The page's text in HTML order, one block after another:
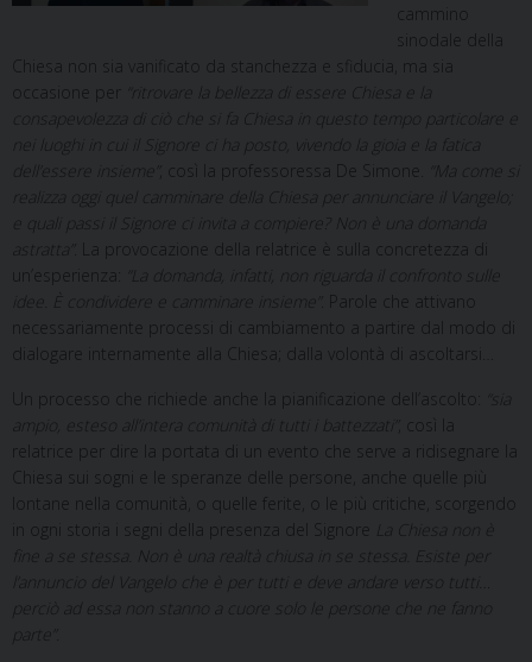
cammino
sinodale della
Chiesa non sia vanificato da stanchezza e sfiducia, ma sia
occasione per
, così la professoressa De Simone.
“Ma come si
e quali passi il Signore ci invita a compiere? Non è una domanda
. La provocazione della relatrice è sulla concretezza di
un’esperienza:
. Parole che attivano
necessariamente processi di cambiamento a partire dal modo di
dialogare internamente alla Chiesa; dalla volontà di ascoltarsi…
Un processo che richiede anche la pianificazione dell’ascolto:
, così la
relatrice per dire la portata di un evento che serve a ridisegnare la
Chiesa sui sogni e le speranze delle persone, anche quelle più
lontane nella comunità, o quelle ferite, o le più critiche, scorgendo
in ogni storia i segni della presenza del Signore
fine a se stessa. Non è una realtà chiusa in se stessa. Esiste per